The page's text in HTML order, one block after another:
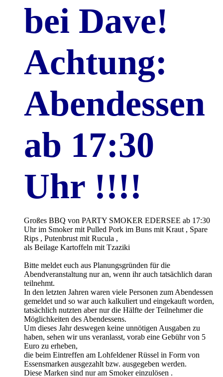
bei Dave!
Achtung:
Abendessen
ab 17:30
Uhr !!!!
Großes BBQ von PARTY SMOKER EDERSEE ab 17:30
Uhr im Smoker mit Pulled Pork im Buns mit Kraut , Spare
Rips , Putenbrust mit Rucula ,
als Beilage Kartoffeln mit Tzaziki
Bitte meldet euch aus Planungsgründen für die
Abendveranstaltung nur an, wenn ihr auch tatsächlich daran
teilnehmt.
In den letzten Jahren waren viele Personen zum Abendessen
gemeldet und so war auch kalkuliert und eingekauft worden,
tatsächlich nutzten aber nur die Hälfte der Teilnehmer die
Möglichkeiten des Abendessens.
Um dieses Jahr deswegen keine unnötigen Ausgaben zu
haben, sehen wir uns veranlasst, vorab eine Gebühr von 5
Euro zu erheben,
die beim Eintreffen am Lohfeldener Rüssel in Form von
Essensmarken ausgezahlt bzw. ausgegeben werden.
Diese Marken sind nur am Smoker einzulösen .